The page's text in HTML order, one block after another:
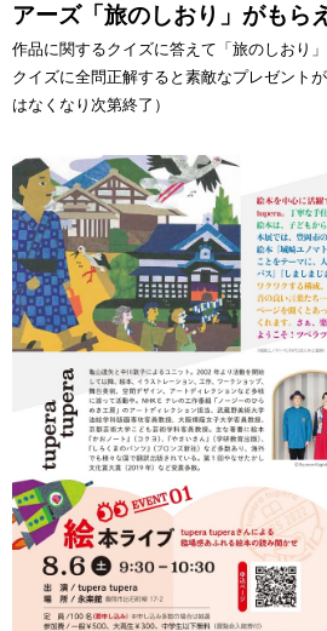
アーズ「旅のしおり」がもら
作品に関するクイズに答えて「旅のしおり
クイズに全問正解すると素敵なプレゼント
はなくなり次第終了）